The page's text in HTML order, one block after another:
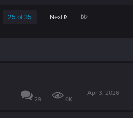
25 of 35 Next Last
29 6K
Apr 3, 2026